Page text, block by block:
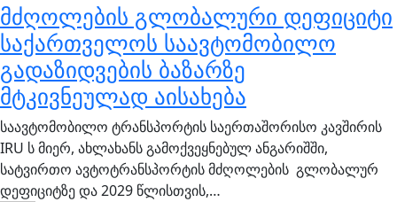
მძღოლების გლობალური დეფიციტი
საქართველოს საავტომობილო
გადაზიდვების ბაზარზე
მტკივნეულად აისახება
საავტომობილო ტრანსპორტის საერთაშორისო კავშირის
IRU ს მიერ, ახლახანს გამოქვეყნებულ ანგარიშში,
სატვირთო ავტოტრანსპორტის მძღოლების გლობალურ
დეფიციტზე და 2029 წლისთვის,…